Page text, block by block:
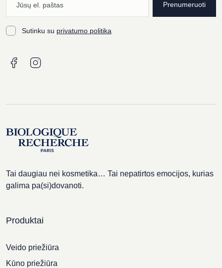
Prenumeruoti
Sutinku su privatumo politika
Tai daugiau nei kosmetika… Tai nepatirtos emocijos, kurias
galima pa(si)dovanoti.
Produktai
Veido priežiūra
Kūno priežiūra